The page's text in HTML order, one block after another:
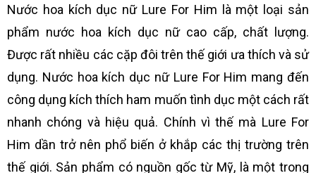
Nước hoa kích dục nữ Lure For Him là một loại sản
phẩm nước hoa kích dục nữ cao cấp, chất lượng.
Được rất nhiều các cặp đôi trên thế giới ưa thích và sử
dụng. Nước hoa kích dục nữ Lure For Him mang đến
công dụng kích thích ham muốn tình dục một cách rất
nhanh chóng và hiệu quả. Chính vì thế mà Lure For
Him dần trở nên phổ biến ở khắp các thị trường trên
thế giới. Sản phẩm có nguồn gốc từ Mỹ, là một trong